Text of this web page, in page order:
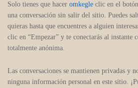
Solo tienes que hacer omkegle clic en el
una conversación sin salir del sitio. Puedes
quieras hasta que encuentres a alguien
clic en “Empezar” y te conectarás al instante
totalmente anónima.
Las conversaciones se mantienen privadas y
ninguna información personal en este sitio.